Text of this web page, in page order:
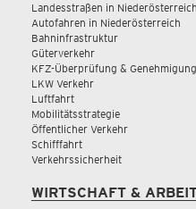
Landesstraßen in Niederösterreich
Autofahren in Niederösterreich
Bahninfrastruktur
Güterverkehr
KFZ-Überprüfung & Genehmigung
LKW Verkehr
Luftfahrt
Mobilitätsstrategie
Öffentlicher Verkehr
Schifffahrt
Verkehrssicherheit
WIRTSCHAFT &